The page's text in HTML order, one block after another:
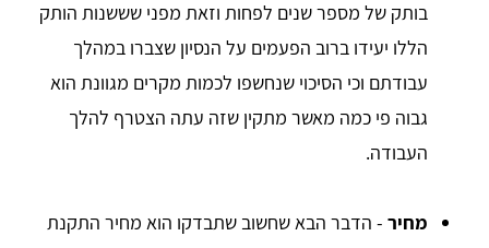
בותק של מספר שנים לפחות וזאת מפני שששנות הותק
הללו יעידו ברוב הפעמים על הנסיון שצברו במהלך
עבודתם וכי הסיכוי שנחשפו לכמות מקרים מגוונת הוא
גבוה פי כמה מאשר מתקין שזה עתה הצטרף להלך
העבודה.
מחיר - הדבר הבא שחשוב שתבדקו הוא מחיר התקנת